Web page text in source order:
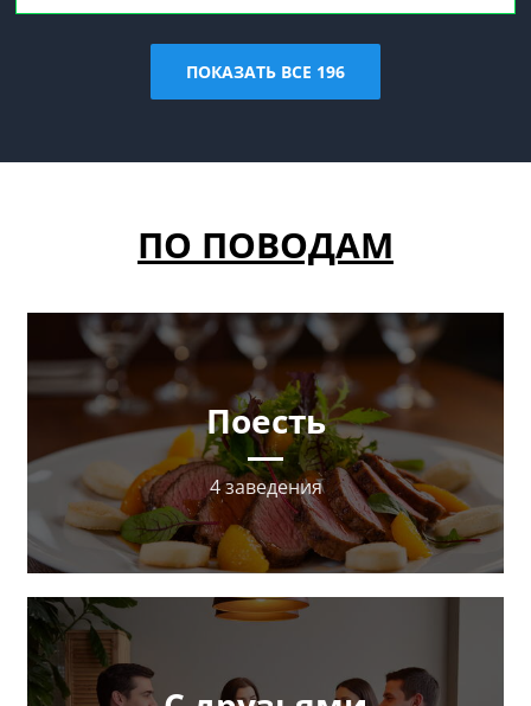
ПОКАЗАТЬ ВСЕ 196
ПО ПОВОДАМ
Поесть
4 заведения